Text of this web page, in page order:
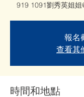
919 1091劉秀英姐
報名
查看其
時間和地點